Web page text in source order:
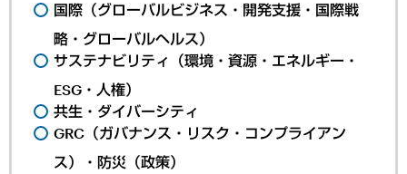
国際（グローバルビジネス・開発支援・国際戦
略・グローバルヘルス）
サステナビリティ（環境・資源・エネルギー・
ESG・人権）
共生・ダイバーシティ
GRC（ガバナンス・リスク・コンプライアン
ス）・防災（政策）